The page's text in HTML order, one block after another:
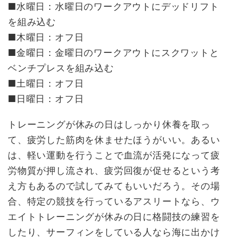
■水曜日：水曜日のワークアウトにデッドリフト
を組み込む
■木曜日：オフ日
■金曜日：金曜日のワークアウトにスクワットと
ベンチプレスを組み込む
■土曜日：オフ日
■日曜日：オフ日
トレーニングが休みの日はしっかり休養を取っ
て、疲労した筋肉を休ませたほうがいい。あるい
は、軽い運動を行うことで血流が活発になって疲
労物質が押し流され、疲労回復が促せるという考
え方もあるので試してみてもいいだろう。その場
合、特定の競技を行っているアスリートなら、ウ
エイトトレーニングが休みの日に格闘技の練習を
したり、サーフィンをしている人なら海に出かけ